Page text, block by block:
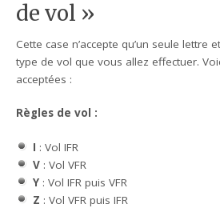
de vol »
Cette case n’accepte qu’un seule lettre
type de vol que vous allez effectuer.
acceptées :
Règles de vol :
I : Vol IFR
V: Vol VFR
Y: Vol IFR puis VFR
Z : Vol VFR puis IFR